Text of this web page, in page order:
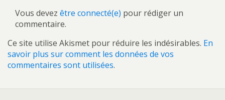
Vous devez être connecté(e) pour rédiger un
commentaire.
Ce site utilise Akismet pour réduire les indésirables. En
savoir plus sur comment les données de vos
commentaires sont utilisées.